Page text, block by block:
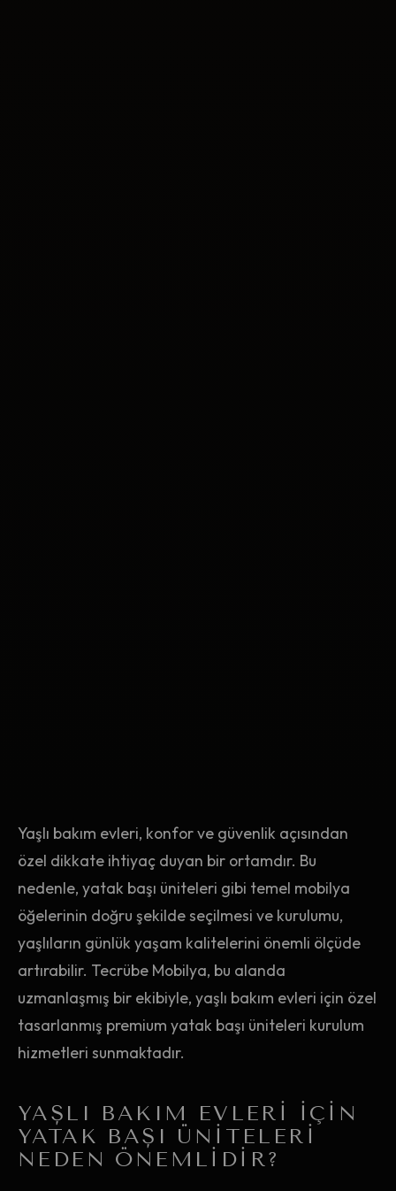
Yaşlı bakım evleri, konfor ve güvenlik açısından
özel dikkate ihtiyaç duyan bir ortamdır. Bu
nedenle, yatak başı üniteleri gibi temel mobilya
öğelerinin doğru şekilde seçilmesi ve kurulumu,
yaşlıların günlük yaşam kalitelerini önemli ölçüde
artırabilir. Tecrübe Mobilya, bu alanda
uzmanlaşmış bir ekibiyle, yaşlı bakım evleri için özel
tasarlanmış premium yatak başı üniteleri kurulum
hizmetleri sunmaktadır.
YAŞLI BAKIM EVLERI İÇIN
YATAK BAŞI ÜNITELERI
NEDEN ÖNEMLIDIR?